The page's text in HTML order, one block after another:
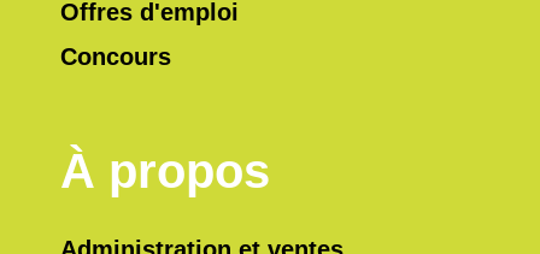
Offres d'emploi
Concours
À propos
Administration et ventes